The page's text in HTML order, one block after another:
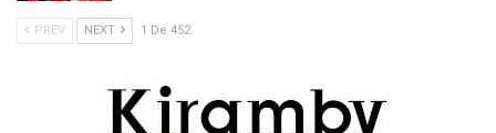
PREV NEXT 1 De 452